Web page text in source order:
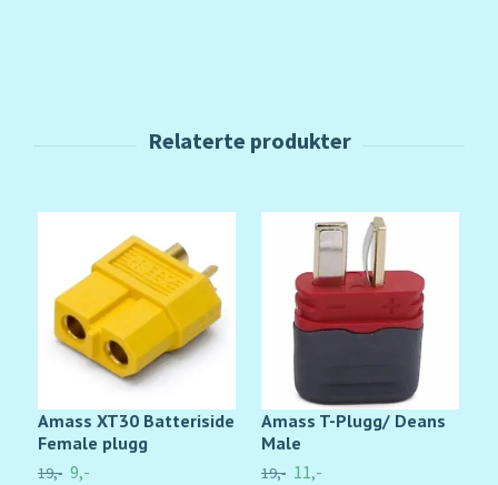
Amass XT30 Batteriside
Female plugg
19,- 9,-
Amass T-Plugg/ Deans
Male
19,- 11,-